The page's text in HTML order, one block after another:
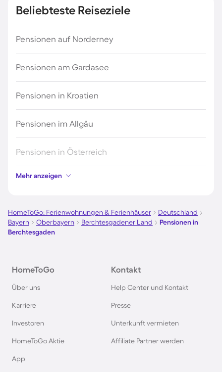
Beliebteste Reiseziele
Pensionen auf Norderney
Pensionen am Gardasee
Pensionen in Kroatien
Pensionen im Allgäu
Pensionen in Österreich
Pensionen in Hamburg
Pensionen in Berlin
Pensionen im Schwarzwald
Pensionen in Oberstdorf
Pensionen in Schweden
Pensionen in Italien
Mehr anzeigen
HomeToGo: Ferienwohnungen & Ferienhäuser
Deutschland
Bayern
Oberbayern Berchtesgadener Land
Pensionen in
Berchtesgaden
HomeToGo
Über uns
Karriere
Investoren
HomeToGo Aktie
App
Kontakt
Help Center und Kontakt
Presse
Unterkunft vermieten
Affiliate Partner werden